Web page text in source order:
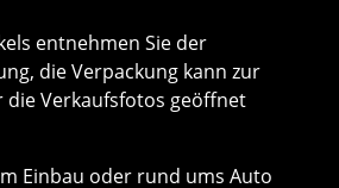
entnehmen Sie der
die Verpackung kann zur
Verkaufsfotos geöffnet
Einbau oder rund ums Auto